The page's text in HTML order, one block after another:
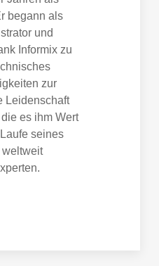
begann als
und
Informix zu
zur
Leidenschaft
es ihm Wert
seines
weltweit